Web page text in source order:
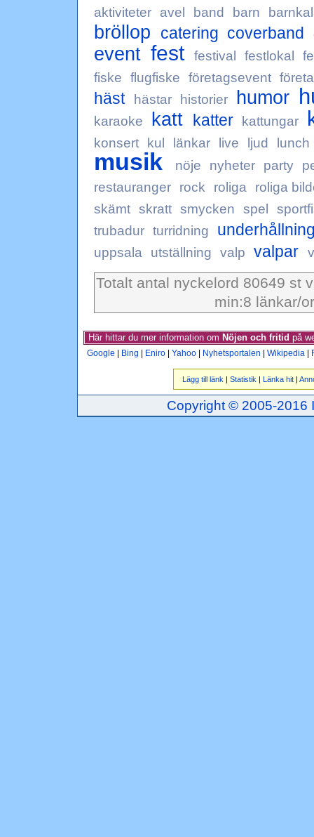
aktiviteter avel band barn
bröllop catering coverband
event fest festival festlokal
fiske
flugfiske företagsevent
häst hästar historier humor
karaoke katt katter kattungar
konsert kul länkar live ljud lunch
musik nöje nyheter party
restauranger
rock roliga
roliga
skämt skratt smycken spel
trubadur turridning
uppsala utställning valp valpar
Totalt antal nyckelord 80649 st
min:8 länkar/
Här hittar du mer information om Nöjen och fritid på
Google Bing Eniro Yahoo Nyhetsportalen Wikipedia
Lägg till länk | Statistik | Länka hit|
Copyright © 2005-2016